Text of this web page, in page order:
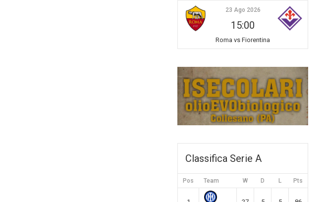
23 Ago 2026
15:00
Roma vs Fiorentina
Classifica Serie A
Pos Team W D L Pts